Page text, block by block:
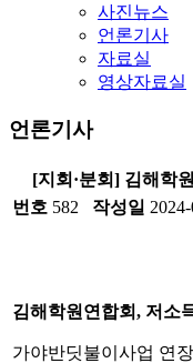
사진뉴스
언론기사
자료실
영상자료실
언론기사
[지회·분회] 김해학
번호 582 작성일
김해학원연합회, 저소
가야반딧불이사업 연